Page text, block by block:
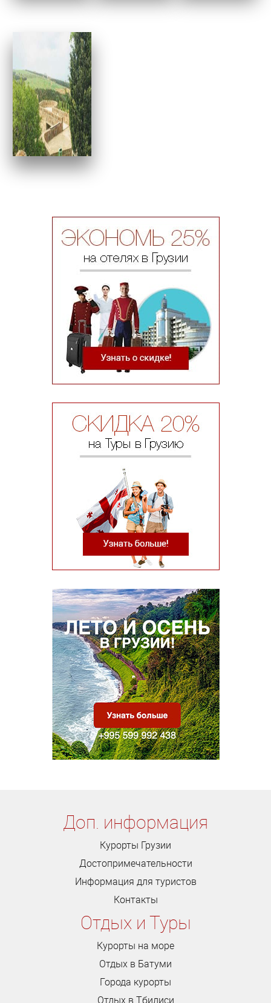
Доп. информация
Курорты Грузии
Достопримечательности
Информация для туристов
Контакты
Отдых и Туры
Курорты на море
Отдых в Батуми
Города курорты
Отдых в Тбилиси